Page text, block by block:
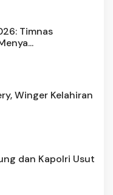
Timnas
Winger Kelahiran
dan Kapolri Usut